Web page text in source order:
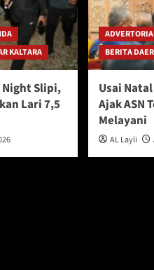
KALTARA
Slipi,
Lari 7,5
BERITA
Usai
Ajak ASN
Melayani
AL Layli